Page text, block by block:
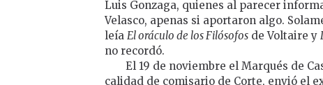
Luis Gonzaga, quienes al parecer
Velasco, apenas si aportaron algo.
leía El oráculo de los Filósofos de Voltaire y
no recordó.
El 19 de noviembre el Marqués de
calidad de comisario de Corte, envió el